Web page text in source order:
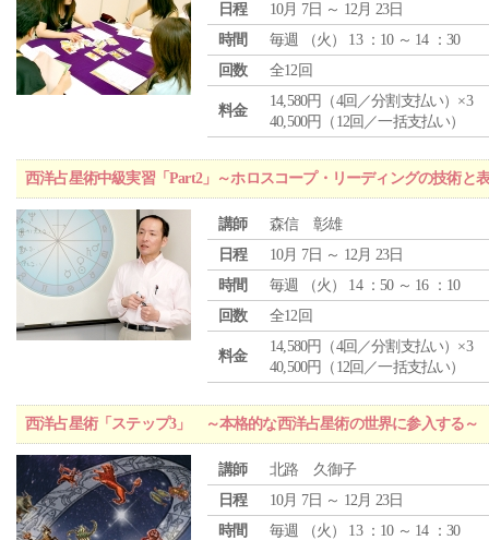
日程
10月 7日 ～ 12月 23日
時間
毎週 （火 ） 13 ：10 ～ 14 ：30
回数
全12回
料金
14,580円（4回／分割支払い）×3
40,500円（12回／一括支払い）
西洋占星術中級実習「Part2」～ホロスコープ・リーディングの技術と
講師
森信 彰雄
日程
10月 7日 ～ 12月 23日
時間
毎週 （火 ） 14 ：50 ～ 16 ：10
回数
全12回
料金
14,580円（4回／分割支払い）×3
40,500円（12回／一括支払い）
西洋占星術「ステップ3」 ～本格的な西洋占星術の世界に参入する～
講師
北路 久御子
日程
10月 7日 ～ 12月 23日
時間
毎週 （火 ） 13 ：10 ～ 14 ：30